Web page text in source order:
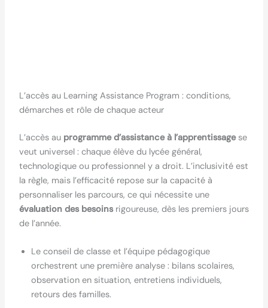
L’accès au Learning Assistance Program : conditions,
démarches et rôle de chaque acteur
L’accès au programme d’assistance à l’apprentissagese
veut universel : chaque élève du lycée général,
technologique ou professionnel y a droit. L’inclusivité est
la règle, mais l’efficacité repose sur la capacité à
personnaliser les parcours, ce qui nécessite une
évaluation des besoinsrigoureuse, dès les premiers jours
de l’année.
Le conseil de classe et l’équipe pédagogique
orchestrent une première analyse : bilans scolaires,
observation en situation, entretiens individuels,
retours des familles.